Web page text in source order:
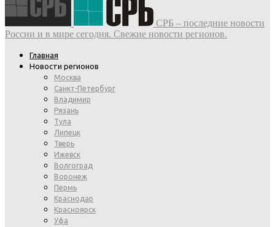
СРБ – последние новости
России и в мире сегодня. Свежие новости регионов.
Главная
Новости регионов
Москва
Санкт-Петербург
Владимир
Рязань
Тула
Липецк
Тверь
Ижевск
Волгоград
Воронеж
Пермь
Краснодар
Красноярск
Уфа